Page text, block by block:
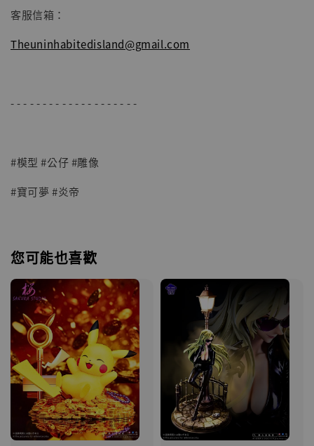
客服信箱：
Theuninhabitedisland@gmail.com
- - - - - - - - - - - - - - - - - - - -
#模型 #公仔 #雕像
#寶可夢 #炎帝
您可能也喜歡